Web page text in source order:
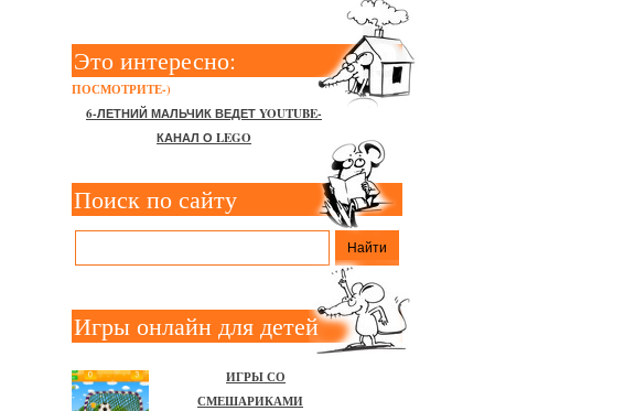
Это интересно:
ПОСМОТРИТЕ-)
6-ЛЕТНИЙ МАЛЬЧИК ВЕДЕТ YOUTUBE-
КАНАЛ О LEGO
Поиск по сайту
Игры онлайн для детей
ИГРЫ СО
СМЕШАРИКАМИ